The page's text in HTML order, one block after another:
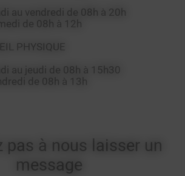
au vendredi de 08h à 20h
de 08h à 12h
PHYSIQUE
au jeudi de 08h à 15h30
de 08h à 13h
pas à nous laisser un
message